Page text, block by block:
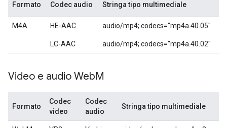
Formato Codec audio Stringa tipo multimediale
M4A HE-AAC audio/mp4; codecs="mp4a.40.05"
LC-AAC audio/mp4; codecs="mp4a.40.02"
Video e audio WebM
Formato
Codec
video
Codec
audio
Stringa tipo multimediale